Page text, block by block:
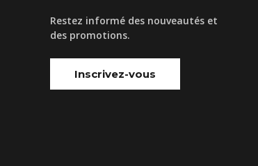
Restez informé des nouveautés et
des promotions.
Inscrivez-vous